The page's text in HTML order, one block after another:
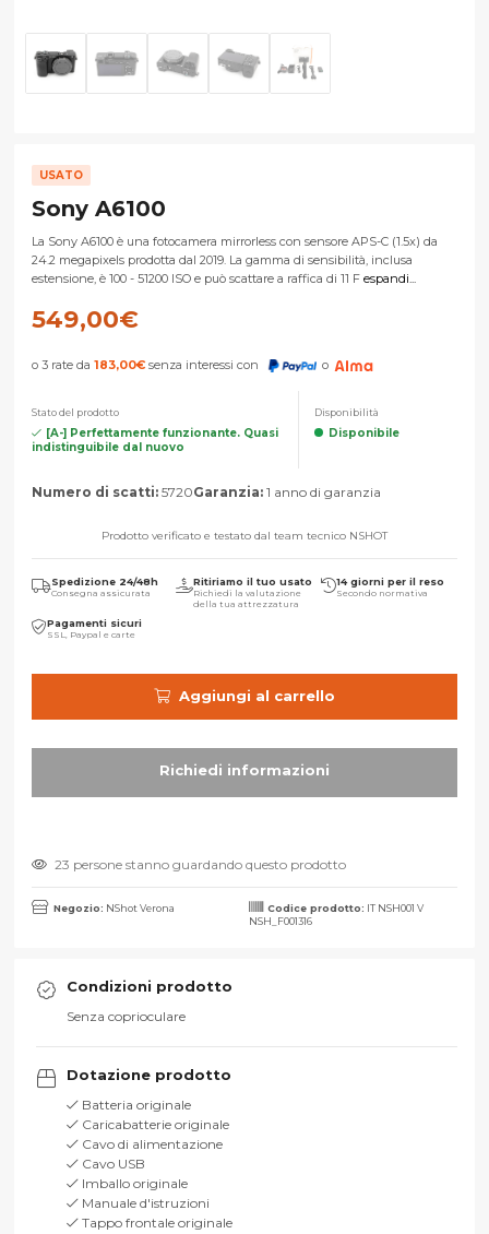
USATO
Sony A6100
La Sony A6100 è una fotocamera mirrorless con sensore APS-C (1.5x) da
24.2 megapixels prodotta dal 2019. La gamma di sensibilità, inclusa
estensione, è 100 - 51200 ISO e può scattare a raffica di 11 F espandi...
549,00€
o 3 rate da 183,00€ senza interessi con o
Stato del prodotto
[A-] Perfettamente funzionante. Quasi
indistinguibile dal nuovo
Disponibilità
Disponibile
Numero di scatti: 5720Garanzia: 1 anno di garanzia
Prodotto verificato e testato dal team tecnico NSHOT
Spedizione 24/48h
Consegna assicurata
Ritiriamo il tuo usato
Richiedi la valutazione
della tua attrezzatura
14 giorni per il reso
Secondo normativa
Pagamenti sicuri
SSL, Paypal e carte
Aggiungi al carrello
23 persone stanno guardando questo prodotto
Negozio: NShot Verona Codice prodotto: IT NSH001 V
NSH_F001316
Condizioni prodotto
Senza coprioculare
Dotazione prodotto
Batteria originale
Caricabatterie originale
Cavo di alimentazione
Cavo USB
Imballo originale
Manuale d'istruzioni
Tappo frontale originale